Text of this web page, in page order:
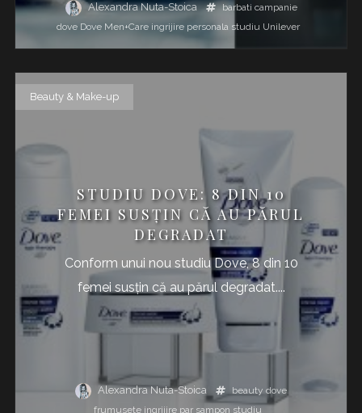
Alexandra Nuta-Stoica barbati campanie
dove Dove Men+Care ingrijire personala studiu Unilever
Beauty & Make-up
STUDIU DOVE: 8 DIN 10
FEMEI SUSŢIN CĂ AU PĂRUL
DEGRADAT
Conform unui nou studiu Dove, 8 din 10
femei susţin că au părul degradat....
Alexandra Nuta-Stoica beauty dove
frumusete ingrijire par sampon studiu